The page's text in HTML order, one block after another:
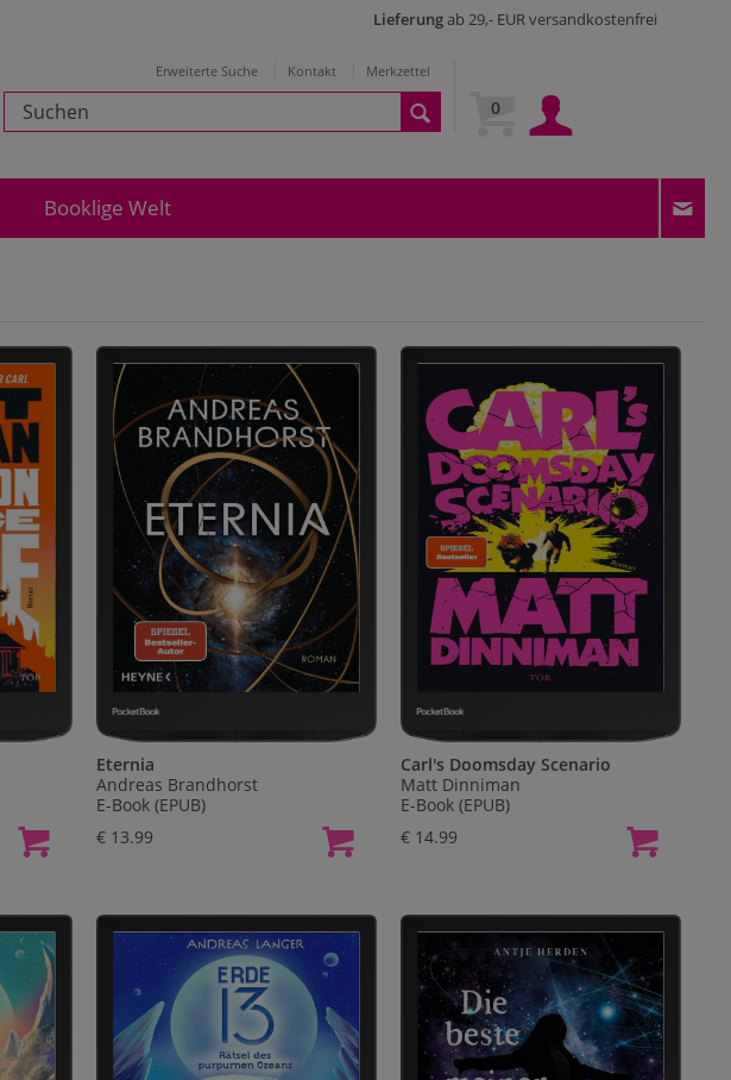
Lieferungab 29,- EUR versandkostenfrei
Erweiterte Suche Kontakt Merkzettel
0
Booklige Welt
Eternia
Andreas Brandhorst
E-Book (EPUB)
€ 13.99
Carl's Doomsday Scenario
Matt Dinniman
E-Book (EPUB)
€ 14.99